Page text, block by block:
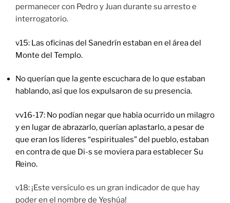
permanecer con Pedro y Juan durante su arresto e
interrogatorio.
v15: Las oficinas del Sanedrín estaban en el área del
Monte del Templo.
No querían que la gente escuchara de lo que estaban
hablando, así que los expulsaron de su presencia.
vv16-17: No podían negar que había ocurrido un milagro
y en lugar de abrazarlo, querían aplastarlo, a pesar de
que eran los líderes “espirituales” del pueblo, estaban
en contra de que Di-s se moviera para establecer Su
Reino.
v18: ¡Este versículo es un gran indicador de que hay
poder en el nombre de Yeshúa!